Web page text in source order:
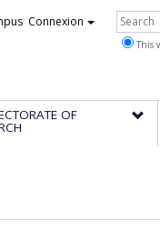
Connexion
This
OF